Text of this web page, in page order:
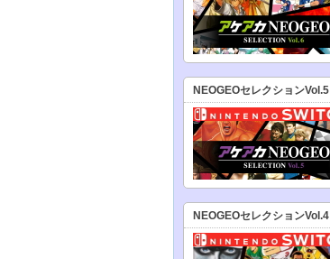
NEOGEOセレクションVol.5
NEOGEOセレクションVol.4